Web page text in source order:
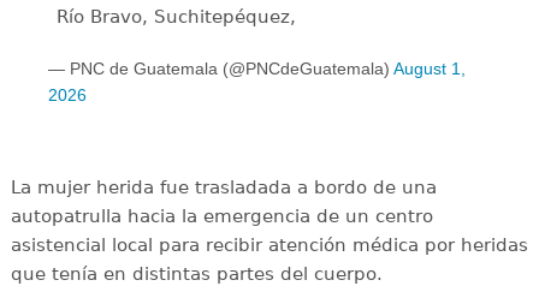
Río Bravo, Suchitepéquez,
— PNC de Guatemala (@PNCdeGuatemala) August 1,
2026
La mujer herida fue trasladada a bordo de una
autopatrulla hacia la emergencia de un centro
asistencial local para recibir atención médica por heridas
que tenía en distintas partes del cuerpo.